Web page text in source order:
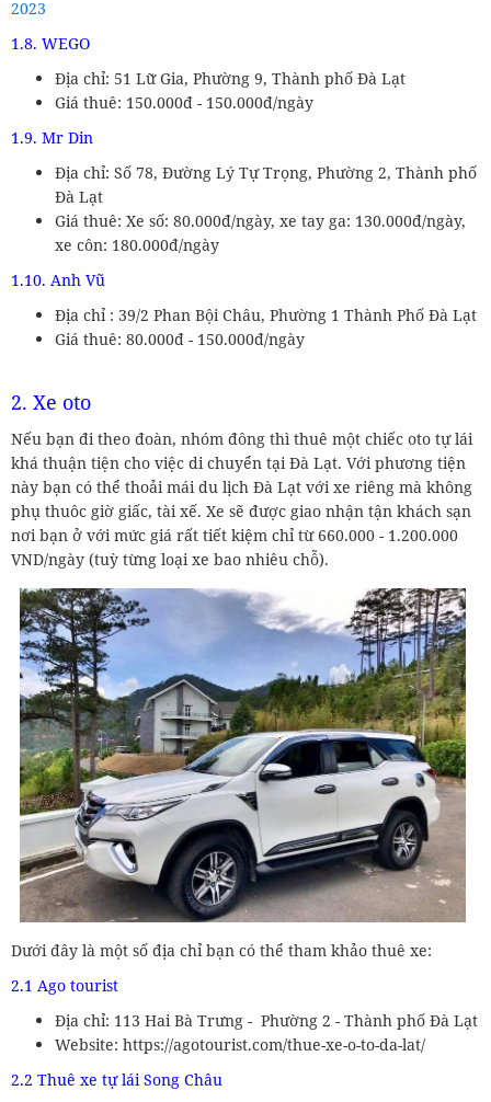
2023
1.8. WEGO
Địa chỉ: 51 Lữ Gia, Phường 9, Thành phố Đà Lạt
Giá thuê: 150.000đ - 150.000đ/ngày
1.9. Mr Din
Địa chỉ: Số 78, Đường Lý Tự Trọng, Phường 2, Thành phố
Đà Lạt
Giá thuê: Xe số: 80.000đ/ngày, xe tay ga: 130.000đ/ngày,
xe côn: 180.000đ/ngày
1.10. Anh Vũ
Địa chỉ : 39/2 Phan Bội Châu, Phường 1 Thành Phố Đà Lạt
Giá thuê: 80.000đ - 150.000đ/ngày
2. Xe oto
Nếu bạn đi theo đoàn, nhóm đông thì thuê một chiếc oto tự lái
khá thuận tiện cho việc di chuyển tại Đà Lạt. Với phương tiện
này bạn có thể thoải mái du lịch Đà Lạt với xe riêng mà không
phụ thuôc giờ giấc, tài xế. Xe sẽ được giao nhận tận khách sạn
nơi bạn ở với mức giá rất tiết kiệm chỉ từ 660.000 - 1.200.000
VND/ngày (tuỳ từng loại xe bao nhiêu chỗ).
Dưới đây là một số địa chỉ bạn có thể tham khảo thuê xe:
2.1 Ago tourist
Địa chỉ: 113 Hai Bà Trưng - Phường 2 - Thành phố Đà Lạt
Website: https://agotourist.com/thue-xe-o-to-da-lat/
2.2 Thuê xe tự lái Song Châu